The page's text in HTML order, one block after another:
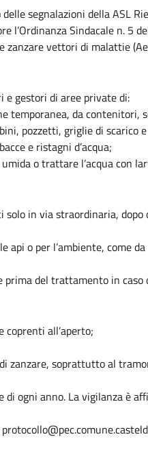
segnalazioni della ASL
l’Ordinanza Sindacale n. 5
vettori di malattie
gestori di aree private di:
temporanea, da contenitori,
pozzetti, griglie di scarico
e ristagni d’acqua;
o trattare l’acqua con
in via straordinaria, dopo
api o per l’ambiente, come
prima del trattamento in
all’aperto;
zanzare, soprattutto al
di ogni anno. La vigilanza è